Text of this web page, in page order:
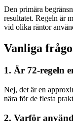
Den primära
resultatet. Regeln är
vid olika räntor
Vanliga
1. Är 72-regeln
Nej, det är en
nära för de flesta
2. Varför